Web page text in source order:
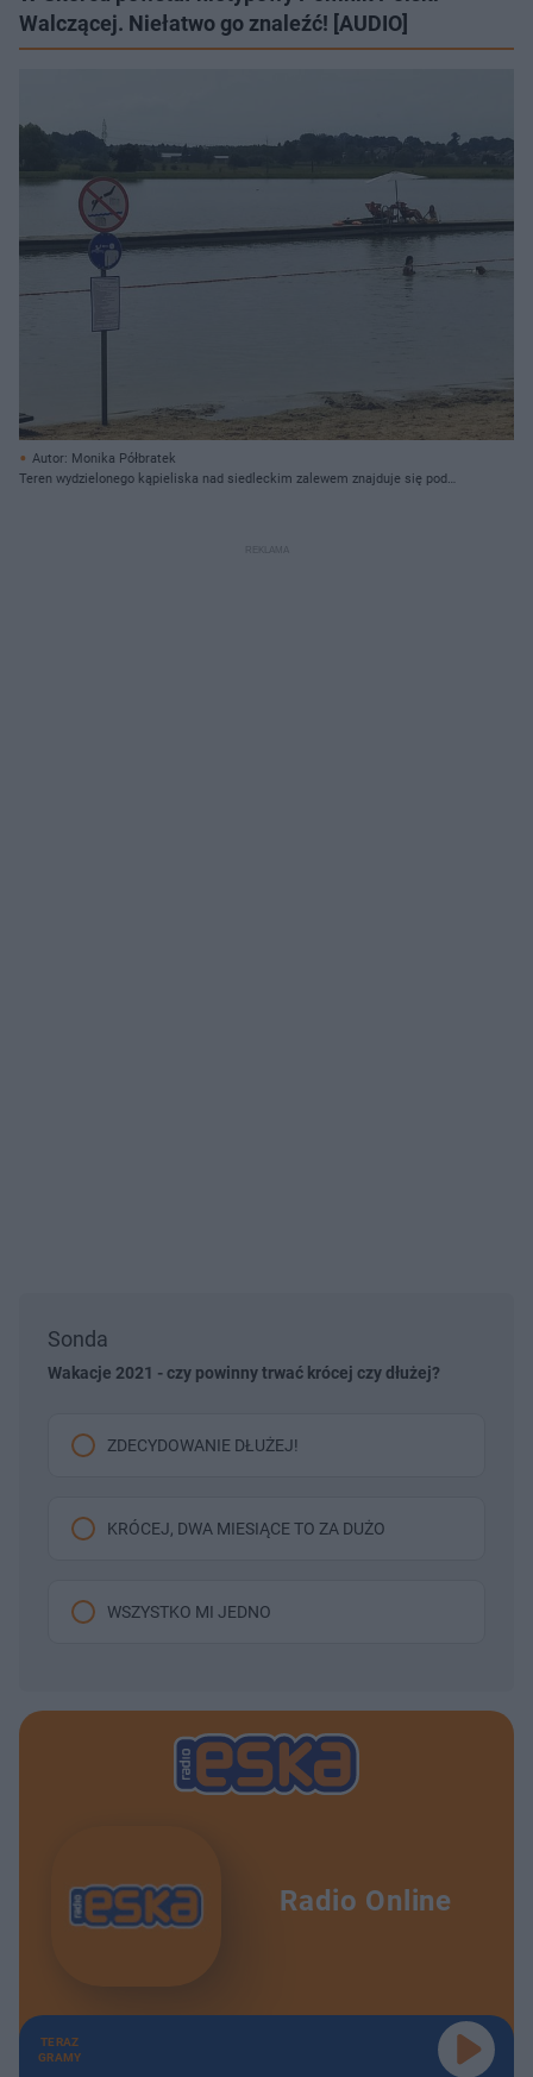
Walczącej. Niełatwo go znaleźć! [AUDIO]
Autor: Monika Półbratek
Teren wydzielonego kąpieliska nad siedleckim zalewem znajduje się pod
Sonda
Wakacje 2021 - czy powinny trwać krócej czy dłużej?
ZDECYDOWANIE DŁUŻEJ!
KRÓCEJ, DWA MIESIĄCE TO ZA DUŻO
WSZYSTKO MI JEDNO
Radio Online
TERAZ
GRAMY